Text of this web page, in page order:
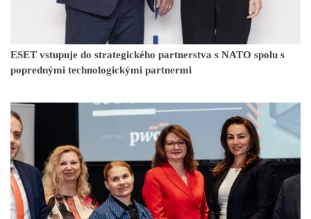
ESET vstupuje do strategického partnerstva s NATO spolu s
poprednými technologickými partnermi